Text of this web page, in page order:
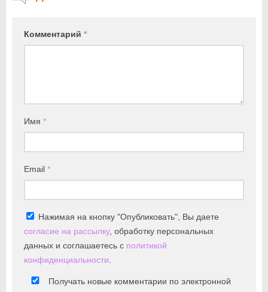
Комментарий *
Имя *
Email *
Нажимая на кнопку "Опубликовать", Вы даете
согласие на рассылку, обработку персональных
данных и соглашаетесь с политикой
конфиденциальности
Получать новые комментарии по электронной